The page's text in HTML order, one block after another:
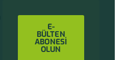
E-
BÜLTEN
ABONESİ
OLUN